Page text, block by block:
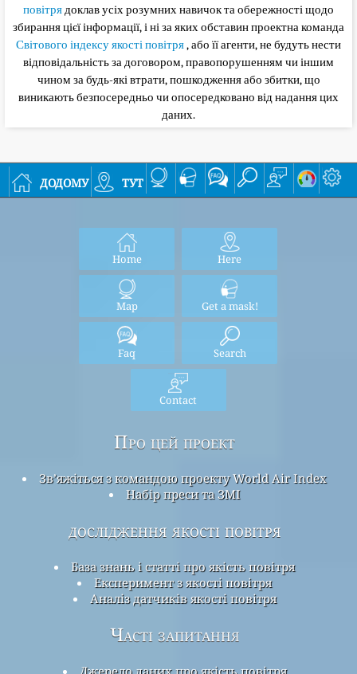
повітрядоклав усіх розумних навичок та обережності щодо
збирання цієї інформації, і ні за яких обставин проектна команда
Світового індексу якості повітря, або її агенти, не будуть нести
відповідальність за договором, правопорушенням чи іншим
чином за будь-які втрати, пошкодження або збитки, що
виникають безпосередньо чи опосередковано від надання цих
даних.
додому тут
Home Here
Map Get a mask!
Faq Search
Contact
Про цей проект
Зв’яжіться з командою проекту World Air Index
Набір преси та ЗМІ
дослідження якості повітря
База знань і статті про якість повітря
Експеримент з якості повітря
Аналіз датчиків якості повітря
Часті запитання
Джерело даних про якість повітря